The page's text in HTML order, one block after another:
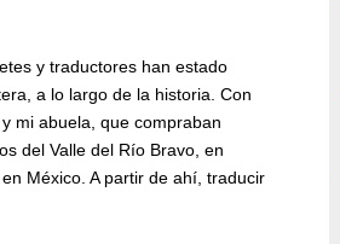
y traductores han estado
a lo largo de la historia. Con
mi abuela, que compraban
del Valle del Río Bravo, en
México. A partir de ahí, traducir